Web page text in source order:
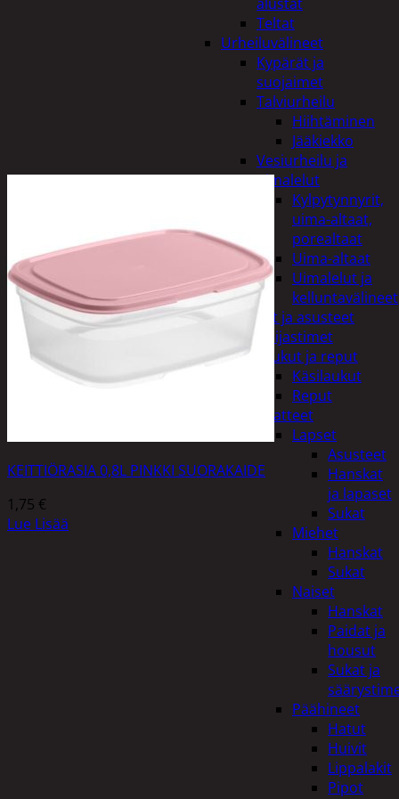
Teltat
Urheiluvälineet
Kypärät ja
suojaimet
Talviurheilu
Hiihtäminen
Jääkiekko
Vesiurheilu ja
uimalelut
Kylpytynnyrit,
uima-altaat,
porealtaat
Uima-altaat
Uimalelut ja
kelluntavälineet
Vaatteet ja asusteet
Heijastimet
Laukut ja reput
Käsilaukut
Reput
Vaatteet
Lapset
Asusteet
Hanskat
ja lapaset
Sukat
Miehet
Hanskat
Sukat
Naiset
Hanskat
Paidat ja
housut
Sukat ja
Päähineet
Hatut
Huivit
Lippalakit
Pipot
KEITTIÖRASIA 0,8L PINKKI SUORAKAIDE
1,75 €
Lue Lisää